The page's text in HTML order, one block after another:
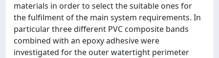
materials in order to select the suitable ones for
the fulfilment of the main system requirements. In
particular three different PVC composite bands
combined with an epoxy adhesive were
investigated for the outer watertight perimeter